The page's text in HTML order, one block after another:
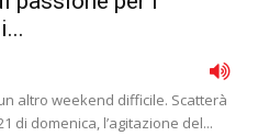
altro weekend difficile. Scatterà
di domenica, l’agitazione del...